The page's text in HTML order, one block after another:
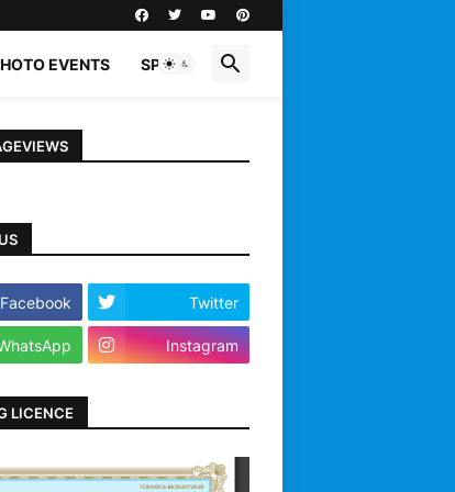
EVENTS SPORTS
Facebook Twitter
Instagram
LICENCE